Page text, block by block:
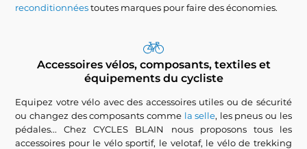
reconditionnéestoutes marques pour faire des économies.
Accessoires vélos, composants, textiles et
équipements du cycliste
Equipez votre vélo avec des accessoires utiles ou de sécurité
ou changez des composants comme la selle, les pneus ou les
pédales... Chez CYCLES BLAIN nous proposons tous les
accessoires pour le vélo sportif, le velotaf, le vélo de trekking